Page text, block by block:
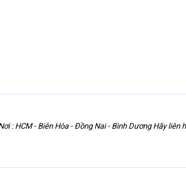
: HCM - Biên Hòa - Đồng Nai - Bình Dương Hãy liên